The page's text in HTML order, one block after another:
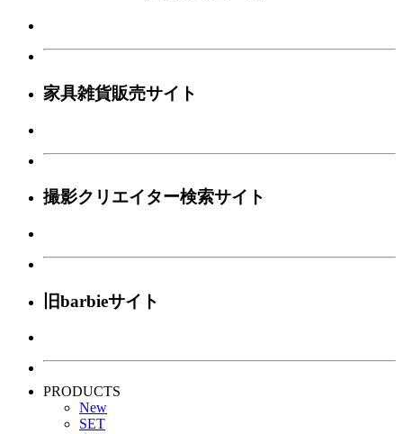
家具雑貨販売サイト
撮影クリエイター検索サイト
旧barbieサイト
PRODUCTS
New
SET